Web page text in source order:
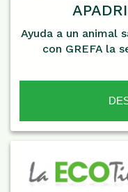
Ayuda a un animal
con GREFA la